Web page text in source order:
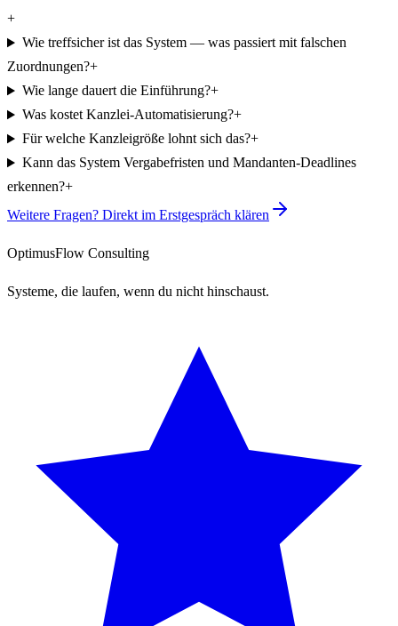
+
Wie treffsicher ist das System — was passiert mit falschen
Zuordnungen?+
Wie lange dauert die Einführung?+
Was kostet Kanzlei-Automatisierung?+
Für welche Kanzleigröße lohnt sich das?+
Kann das System Vergabefristen und Mandanten-Deadlines
erkennen?+
Weitere Fragen? Direkt im Erstgespräch klären
OptimusFlow Consulting
Systeme, die laufen, wenn du nicht hinschaust.